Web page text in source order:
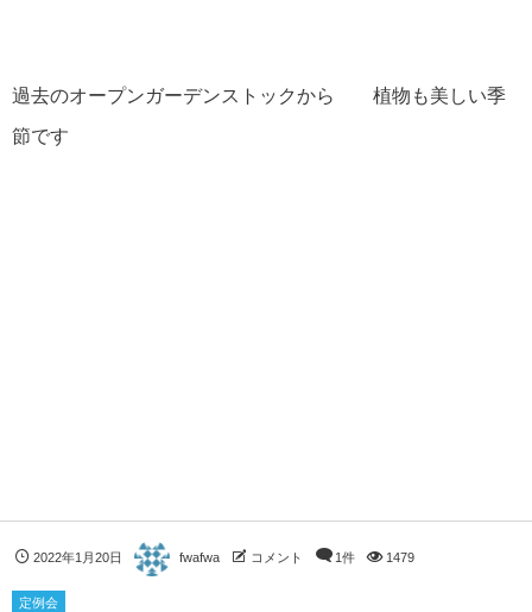
過去のオープンガーデンストックから 植物も美しい季
節です
2022年1月20日 fwafwa コメント 1件 1479
定例会